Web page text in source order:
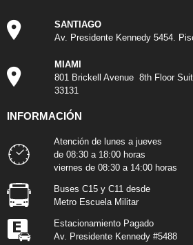
SANTIAGO
Av. Presidente Kennedy 5454.
MIAMI
801 Brickell Avenue 8th Floor
33131
INFORMACIÓN
Atención de lunes a jueves
de 08:30 a 18:00 horas
viernes de 08:30 a 14:00 horas
Buses C15 y C11 desde
Metro Escuela Militar
Estacionamiento Pagado
Av. Presidente Kennedy #5488